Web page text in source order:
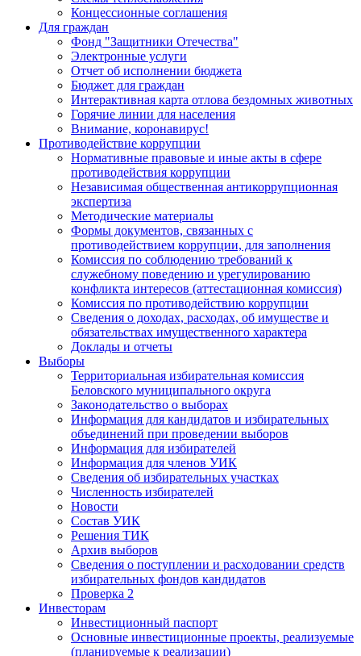
Концессионные соглашения
Для граждан
Фонд "Защитники Отечества"
Электронные услуги
Отчет об исполнении бюджета
Бюджет для граждан
Интерактивная карта отлова бездомных животных
Горячие линии для населения
Внимание, коронавирус!
Противодействие коррупции
Нормативные правовые и иные акты в сфере
противодействия коррупции
Независимая общественная антикоррупционная
экспертиза
Методические материалы
Формы документов, связанных с
противодействием коррупции, для заполнения
Комиссия по соблюдению требований к
служебному поведению и урегулированию
конфликта интересов (аттестационная комиссия)
Комиссия по противодействию коррупции
Сведения о доходах, расходах, об имуществе и
обязательствах имущественного характера
Доклады и отчеты
Выборы
Территориальная избирательная комиссия
Беловского муниципального округа
Законодательство о выборах
Информация для кандидатов и избирательных
объединений при проведении выборов
Информация для избирателей
Информация для членов УИК
Сведения об избирательных участках
Численность избирателей
Новости
Состав УИК
Решения ТИК
Архив выборов
Сведения о поступлении и расходовании средств
избирательных фондов кандидатов
Проверка 2
Инвесторам
Инвестиционный паспорт
Основные инвестиционные проекты, реализуемые
(планируемые к реализации)